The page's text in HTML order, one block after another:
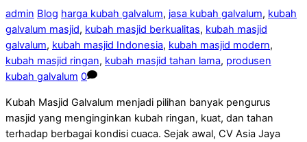
admin Blog harga kubah galvalum, jasa kubah galvalum, kubah
galvalum masjid, kubah masjid berkualitas, kubah masjid
galvalum, kubah masjid Indonesia, kubah masjid modern,
kubah masjid ringan, kubah masjid tahan lama, produsen
kubah galvalum 0
Kubah Masjid Galvalum menjadi pilihan banyak pengurus
masjid yang menginginkan kubah ringan, kuat, dan tahan
terhadap berbagai kondisi cuaca. Sejak awal, CV Asia Jaya